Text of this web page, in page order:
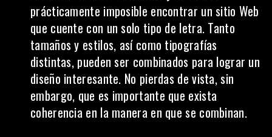
prácticamente imposible encontrar un sitio Web
que cuente con un solo tipo de letra. Tanto
tamaños y estilos, así como tipografías
distintas, pueden ser combinados para lograr un
diseño interesante. No pierdas de vista, sin
embargo, que es importante que exista
coherencia en la manera en que se combinan.